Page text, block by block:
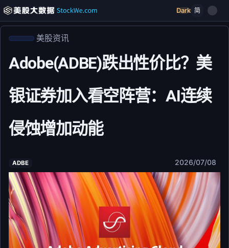
Dark 简
美股资讯
Adobe(ADBE)跌出性价比？美
银证券加入看空阵营：AI连续
侵蚀增加动能
ADBE 2026/07/08